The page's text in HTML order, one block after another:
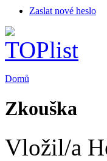
Zaslat nové heslo
Domů
Zkouška
Vložil/a